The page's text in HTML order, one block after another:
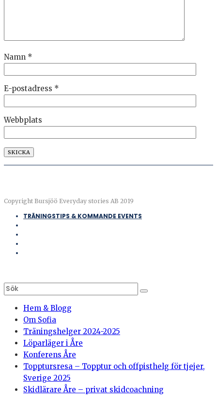
Namn *
E-postadress *
Webbplats
Copyright Bursjöö Everyday stories AB 2019
TRÄNINGSTIPS & KOMMANDE EVENTS
Hem & Blogg
Om Sofia
Träningshelger 2024-2025
Löparläger i Åre
Konferens Åre
Topptursresa – Topptur och offpisthelg för tjejer,
Sverige 2025
Skidlärare Åre – privat skidcoachning